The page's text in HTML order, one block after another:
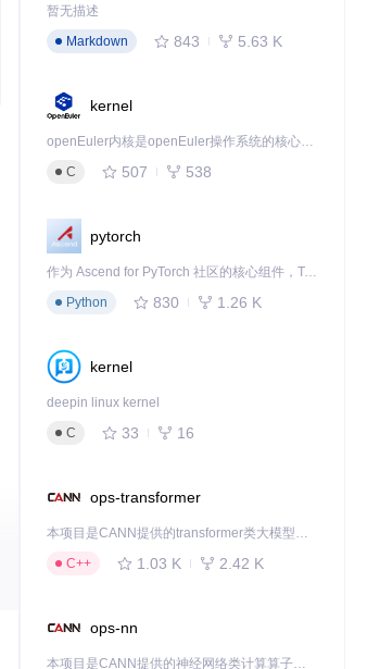
暂无描述
Markdown
843 5.63 K
kernel
openEuler内核是openEuler操作系统的核心，既是系统性能与稳定性的基石，也是连接处理器、设备与服务的桥梁。
C
507 538
pytorch
作为 Ascend for PyTorch 社区的核心组件，TorchNPU 是昇腾专为 PyTorch 打造的深度学习适配插件，使 PyTorch 框架能够直接调用昇腾 NPU，为开发者提供昇腾 AI 处理器的超强算力。
Python
830 1.26 K
kernel
deepin linux kernel
C
33 16
ops-transformer
本项目是CANN提供的transformer类大模型算子库，实现网络在NPU上加速计算。
C++
1.03 K 2.42 K
ops-nn
本项目是CANN提供的神经网络类计算算子库，实现网络在NPU上加速计算。